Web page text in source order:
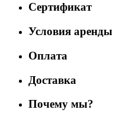
Сертификат
Условия аренды
Оплата
Доставка
Почему мы?